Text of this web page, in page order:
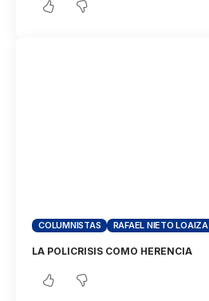
COLUMNISTAS RAFAEL NIETO LOAIZA
LA POLICRISIS COMO HERENCIA